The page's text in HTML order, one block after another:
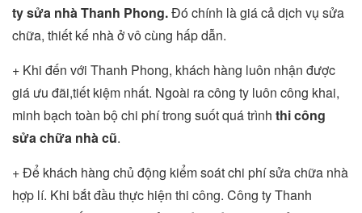
ty sửa nhà Thanh Phong.Đó chính là giá cả dịch vụ sửa
chữa, thiết kế nhà ở vô cùng hấp dẫn.
+ Khi đến với Thanh Phong, khách hàng luôn nhận được
giá ưu đãi,tiết kiệm nhất. Ngoài ra công ty luôn công khai,
minh bạch toàn bộ chi phí trong suốt quá trình thi công
sửa chữa nhà cũ.
+ Để khách hàng chủ động kiểm soát chi phí sửa chữa nhà
hợp lí. Khi bắt đầu thực hiện thi công. Công ty Thanh